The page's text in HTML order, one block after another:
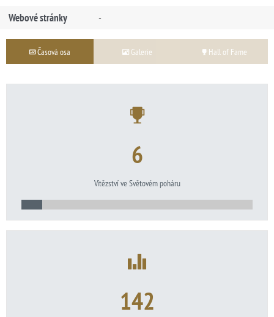
Webové stránky
-
Časová osa Galerie Hall of Fame
6
Vítězství ve Světovém poháru
142